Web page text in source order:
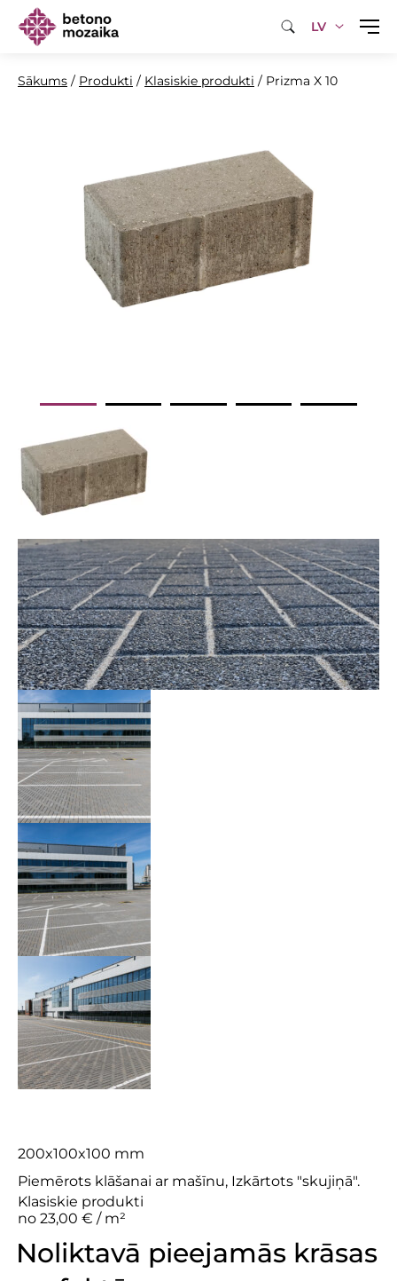
LV
Sākums / Produkti / Klasiskie produkti / Prizma X 10
200x100x100 mm
Piemērots klāšanai ar mašīnu, Izkārtots "skujiņā".
Klasiskie produkti
no 23,00 € / m²
Noliktavā pieejamās krāsas